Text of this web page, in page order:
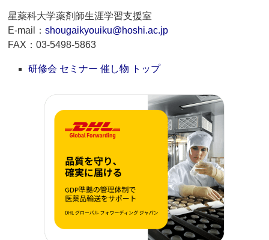
星薬科大学薬剤師生涯学習支援室
E-mail：shougaikyouiku@hoshi.ac.jp
FAX：03-5498-5863
研修会 セミナー 催し物 トップ